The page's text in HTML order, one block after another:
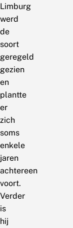
Limburg
werd
de
soort
geregeld
gezien
en
plantte
er
zich
soms
enkele
jaren
achtereen
voort.
Verder
is
hij